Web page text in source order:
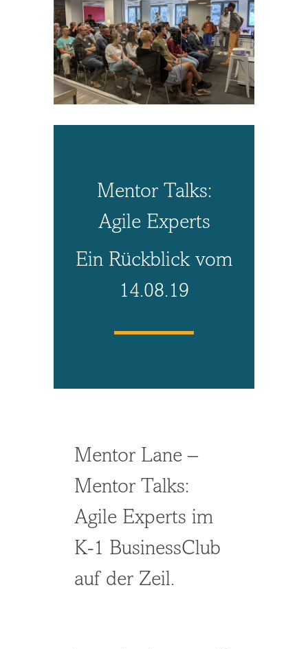
Mentor Talks:
Agile Experts
Ein Rückblick vom
14.08.19
Mentor Lane –
Mentor Talks:
Agile Experts im
K-1 BusinessClub
auf der Zeil.